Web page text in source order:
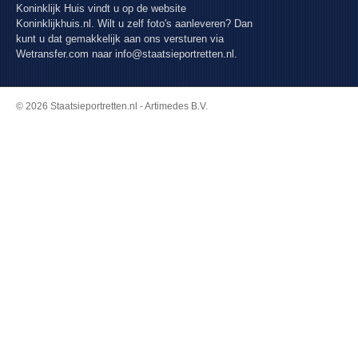
Koninklijk Huis vindt u op de website
Koninklijkhuis.nl. Wilt u zelf foto's aanleveren? Dan
kunt u dat gemakkelijk aan ons versturen via
Wetransfer.com naar info@staatsieportretten.nl.
© 2026 Staatsieportretten.nl - Artimedes B.V.